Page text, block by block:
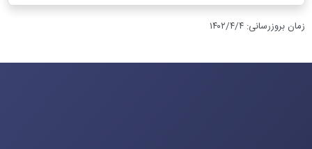
زمان بروزرسانی:۱۴۰۲/۴/۴